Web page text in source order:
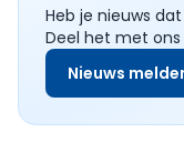
Heb je nieuws
Deel het met
Nieuws